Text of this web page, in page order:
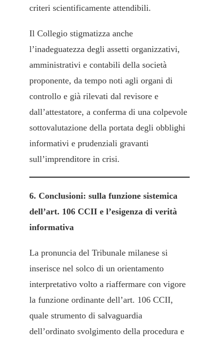
criteri scientificamente attendibili.
Il Collegio stigmatizza anche
l’inadeguatezza degli assetti organizzativi,
amministrativi e contabili della società
proponente, da tempo noti agli organi di
controllo e già rilevati dal revisore e
dall’attestatore, a conferma di una colpevole
sottovalutazione della portata degli obblighi
informativi e prudenziali gravanti
sull’imprenditore in crisi.
6. Conclusioni: sulla funzione sistemica
dell’art. 106 CCII e l’esigenza di verità
informativa
La pronuncia del Tribunale milanese si
inserisce nel solco di un orientamento
interpretativo volto a riaffermare con vigore
la funzione ordinante dell’art. 106 CCII,
quale strumento di salvaguardia
dell’ordinato svolgimento della procedura e